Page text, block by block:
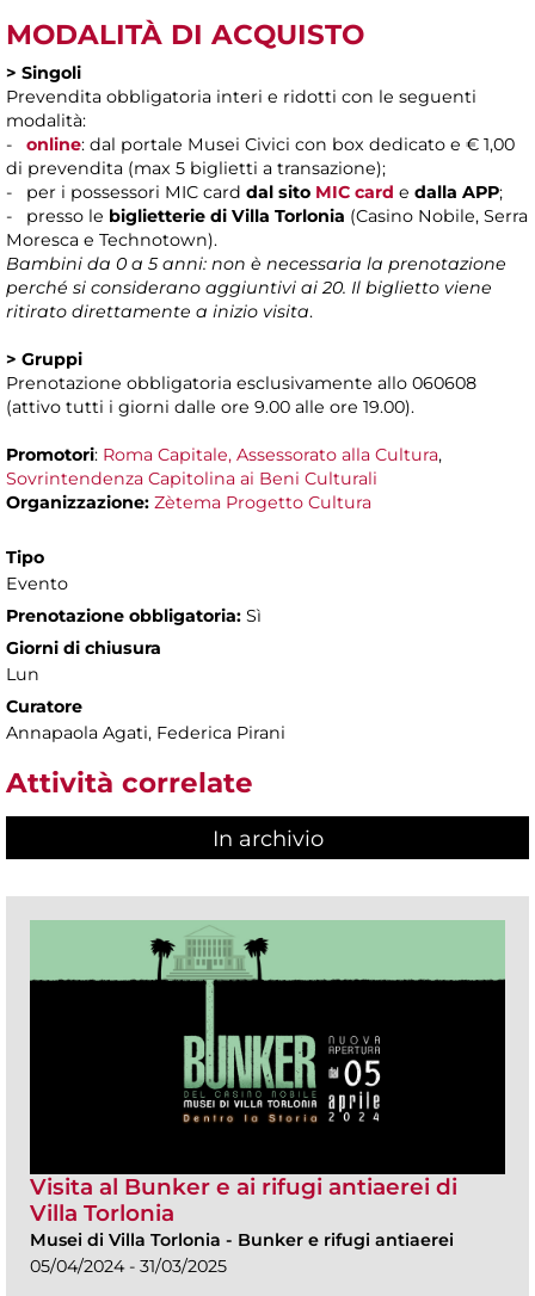
MODALITÀ DI ACQUISTO
> Singoli
Prevendita obbligatoria interi e ridotti con le seguenti
modalità:
- online: dal portale Musei Civici con box dedicato e € 1,00
di prevendita (max 5 biglietti a transazione);
- per i possessori MIC card dal sito MIC card e dalla APP;
- presso le biglietterie di Villa Torlonia (Casino Nobile, Serra
Moresca e Technotown).
Bambini da 0 a 5 anni: non è necessaria la prenotazione
perché si considerano aggiuntivi ai 20. Il biglietto viene
ritirato direttamente a inizio visita.
> Gruppi
Prenotazione obbligatoria esclusivamente allo 060608
(attivo tutti i giorni dalle ore 9.00 alle ore 19.00).
Promotori: Roma Capitale, Assessorato alla Cultura,
Sovrintendenza Capitolina ai Beni Culturali
Organizzazione: Zètema Progetto Cultura
Tipo
Evento
Prenotazione obbligatoria: Sì
Giorni di chiusura
Lun
Curatore
Annapaola Agati, Federica Pirani
Attività correlate
In archivio
Visita al Bunker e ai rifugi antiaerei di
Villa Torlonia
Musei di Villa Torlonia - Bunker e rifugi antiaerei
05/04/2024 - 31/03/2025